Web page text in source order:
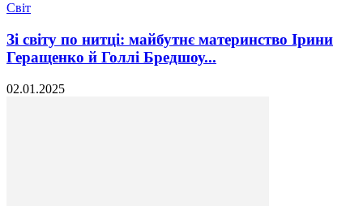
Світ
Зі світу по нитці: майбутнє материнство Ірини
Геращенко й Голлі Бредшоу...
02.01.2025